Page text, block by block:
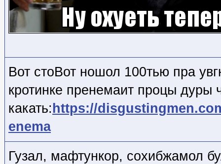
Вот стоВот ношол 100тью пра
кротинке пренемаит процы дуры
какать: https://
enema
Гузал, мафтункор, сохибжамол